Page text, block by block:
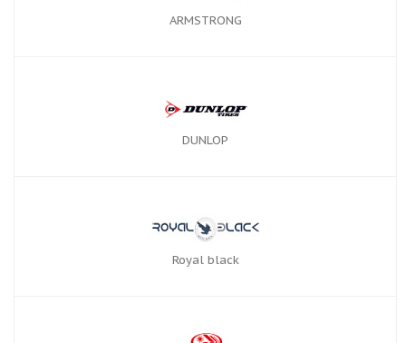
ARMSTRONG
DUNLOP
Royal black